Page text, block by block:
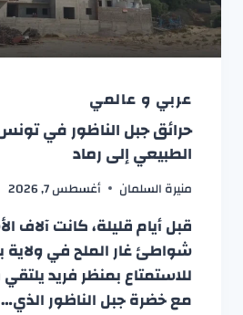
عربي و عالمي
حرائق جبل الناظور في
الطبيعي إلى رماد
منيرة السلمان أغسطس 7, 2026
قبل أيام قليلة، كانت آلاف
شواطئ غار الملح في ولاية
للاستمتاع بمنظر فريد يلتقي
مع خضرة جبل الناظور الذي…